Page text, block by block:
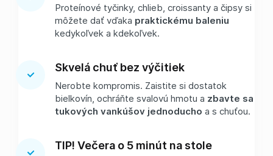
Proteínové tyčinky, chlieb, croissanty a čipsy si
môžete dať vďaka praktickému baleniu
kedykoľvek a kdekoľvek.
Skvelá chuť bez výčitiek
Nerobte kompromis. Zaistite si dostatok
bielkovín, ochráňte svalovú hmotu a zbavte sa
tukových vankúšov jednoducho a s chuťou.
TIP! Večera o 5 minút na stole